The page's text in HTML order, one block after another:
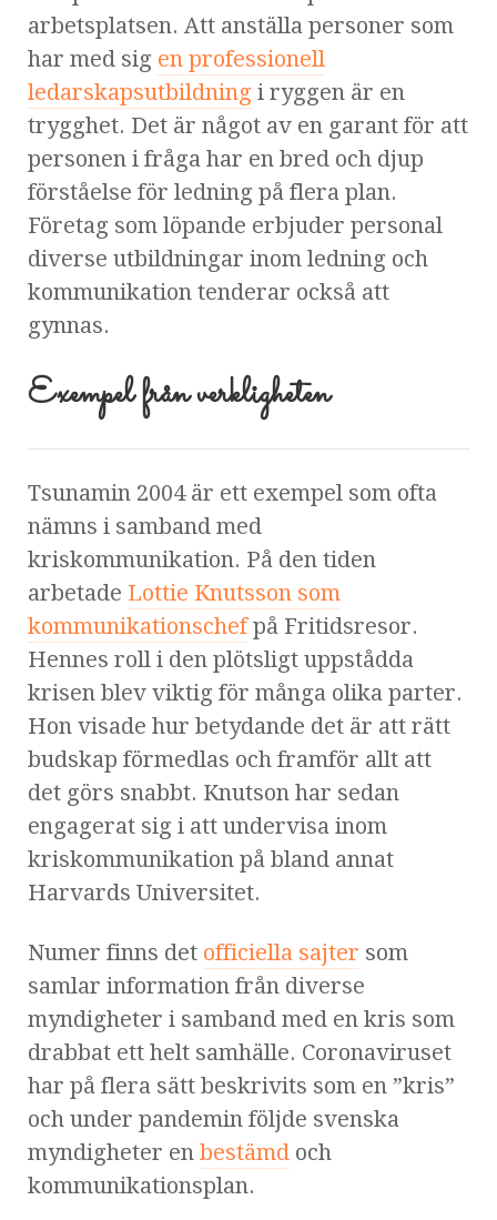
arbetsplatsen. Att anställa personer som
har med sig en professionell
ledarskapsutbildning i ryggen är en
trygghet. Det är något av en garant för att
personen i fråga har en bred och djup
förståelse för ledning på flera plan.
Företag som löpande erbjuder personal
diverse utbildningar inom ledning och
kommunikation tenderar också att
gynnas.
Exempel från verkligheten
Tsunamin 2004 är ett exempel som ofta
nämns i samband med
kriskommunikation. På den tiden
arbetade Lottie Knutsson som
kommunikationschefpå Fritidsresor.
Hennes roll i den plötsligt uppstådda
krisen blev viktig för många olika parter.
Hon visade hur betydande det är att rätt
budskap förmedlas och framför allt att
det görs snabbt. Knutson har sedan
engagerat sig i att undervisa inom
kriskommunikation på bland annat
Harvards Universitet.
Numer finns det officiella sajter som
samlar information från diverse
myndigheter i samband med en kris som
drabbat ett helt samhälle. Coronaviruset
har på flera sätt beskrivits som en ”kris”
och under pandemin följde svenska
myndigheter en bestämd och
kommunikationsplan.